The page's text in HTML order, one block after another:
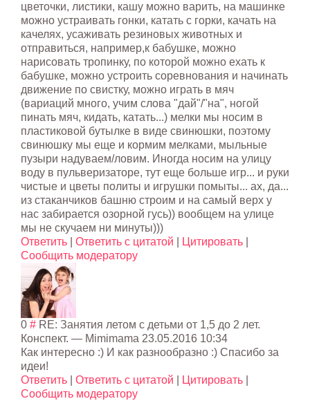
цветочки, листики, кашу можно варить, на машинке
можно устраивать гонки, катать с горки, качать на
качелях, усаживать резиновых животных и
отправиться, например,к бабушке, можно
нарисовать тропинку, по которой можно ехать к
бабушке, можно устроить соревнования и начинать
движение по свистку, можно играть в мяч
(вариаций много, учим слова "дай"/"на", ногой
пинать мяч, кидать, катать...) мелки мы носим в
пластиковой бутылке в виде свинюшки, поэтому
свинюшку мы еще и кормим мелками, мыльные
пузыри надуваем/ловим. Иногда носим на улицу
воду в пульверизаторе, тут еще больше игр... и руки
чистые и цветы политы и игрушки помыты... ах, да...
из стаканчиков башню строим и на самый верх у
нас забирается озорной гусь)) вообщем на улице
мы не скучаем ни минуты)))
Ответить
Ответить с цитатой Цитировать
Сообщить модератору
0 # RE: Занятия летом с детьми от 1,5 до 2 лет.
Конспект. — Mimimama 23.05.2016 10:34
Как интересно :) И как разнообразно :) Спасибо за
идеи!
Ответить
Ответить с цитатой Цитировать
Сообщить модератору